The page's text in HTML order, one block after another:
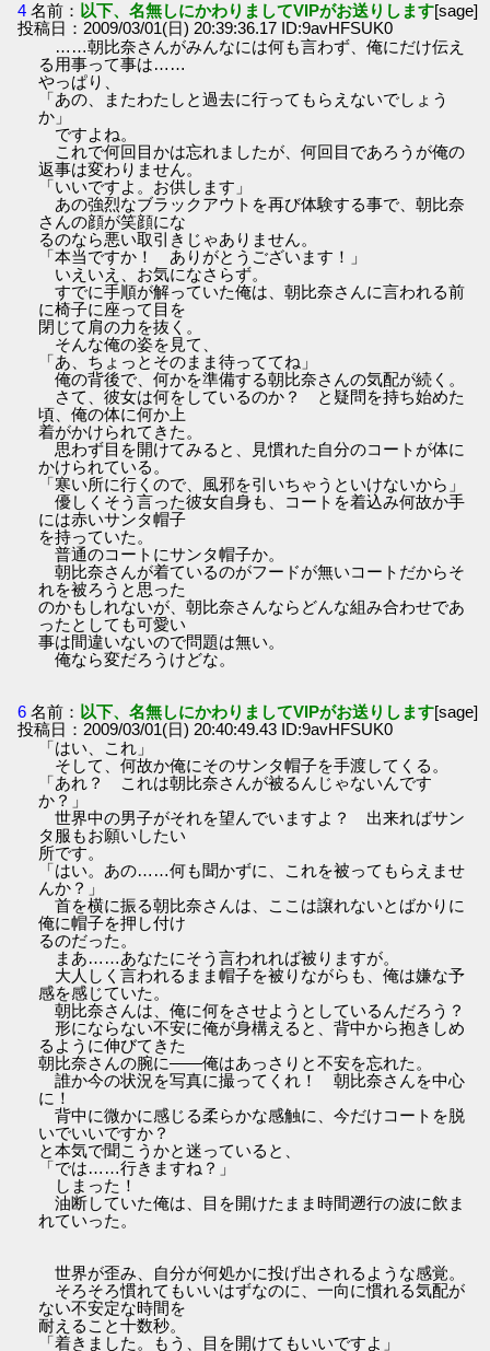
4 名前： 以下、名無しにかわりましてVIPがお送りします[sage]
投稿日：2009/03/01(日) 20:39:36.17 ID:9avHFSUK0
……朝比奈さんがみんなには何も言わず、俺にだけ伝え
る用事って事は……
やっぱり、
「あの、またわたしと過去に行ってもらえないでしょう
か」
ですよね。
これで何回目かは忘れましたが、何回目であろうが俺の
返事は変わりません。
「いいですよ。お供します」
あの強烈なブラックアウトを再び体験する事で、朝比奈
さんの顔が笑顔にな
るのなら悪い取引きじゃありません。
「本当ですか！ ありがとうございます！」
いえいえ、お気になさらず。
すでに手順が解っていた俺は、朝比奈さんに言われる前
に椅子に座って目を
閉じて肩の力を抜く。
そんな俺の姿を見て、
「あ、ちょっとそのまま待っててね」
俺の背後で、何かを準備する朝比奈さんの気配が続く。
さて、彼女は何をしているのか？ と疑問を持ち始めた
頃、俺の体に何か上
着がかけられてきた。
思わず目を開けてみると、見慣れた自分のコートが体に
かけられている。
「寒い所に行くので、風邪を引いちゃうといけないから」
優しくそう言った彼女自身も、コートを着込み何故か手
には赤いサンタ帽子
を持っていた。
普通のコートにサンタ帽子か。
朝比奈さんが着ているのがフードが無いコートだからそ
れを被ろうと思った
のかもしれないが、朝比奈さんならどんな組み合わせであ
ったとしても可愛い
事は間違いないので問題は無い。
俺なら変だろうけどな。
6 名前： 以下、名無しにかわりましてVIPがお送りします[sage]
投稿日：2009/03/01(日) 20:40:49.43 ID:9avHFSUK0
「はい、これ」
そして、何故か俺にそのサンタ帽子を手渡してくる。
「あれ？ これは朝比奈さんが被るんじゃないんです
か？」
世界中の男子がそれを望んでいますよ？ 出来ればサン
タ服もお願いしたい
所です。
「はい。あの……何も聞かずに、これを被ってもらえませ
んか？」
首を横に振る朝比奈さんは、ここは譲れないとばかりに
俺に帽子を押し付け
るのだった。
まあ……あなたにそう言われれば被りますが。
大人しく言われるまま帽子を被りながらも、俺は嫌な予
感を感じていた。
朝比奈さんは、俺に何をさせようとしているんだろう？
形にならない不安に俺が身構えると、背中から抱きしめ
るように伸びてきた
朝比奈さんの腕に――俺はあっさりと不安を忘れた。
誰か今の状況を写真に撮ってくれ！ 朝比奈さんを中心
に！
背中に微かに感じる柔らかな感触に、今だけコートを脱
いでいいですか？
と本気で聞こうかと迷っていると、
「では……行きますね？」
しまった！
油断していた俺は、目を開けたまま時間遡行の波に飲ま
れていった。
世界が歪み、自分が何処かに投げ出されるような感覚。
そろそろ慣れてもいいはずなのに、一向に慣れる気配が
ない不安定な時間を
耐えること十数秒。
「着きました。もう、目を開けてもいいですよ」